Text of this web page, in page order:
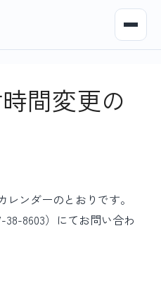
間変更の
ンダーのとおりです。
38-8603）にてお問い合わ